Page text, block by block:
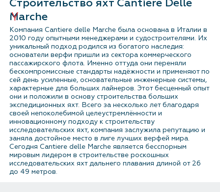
Каталог
Поиск
Новые катера и яхты
Б/у катера и яхты
Спецпредложения
Сервис и оборудование
Строительство яхт Cantiere Delle
Marche
Компания Cantiere delle Marche была основана в Италии в
2010 году опытными менеджерами и судостроителями. Их
уникальный подход родился из богатого наследия:
основатели верфи пришли из сектора коммерческого
пассажирского флота. Именно оттуда они переняли
бескомпромиссные стандарты надёжности и применяют по
сей день усиленные, основательные инженерные системы,
характерные для больших лайнеров. Этот бесценный опыт
они и положили в основу строительства больших
экспедиционных яхт. Всего за несколько лет благодаря
своей непоколебимой целеустремлённости и
инновационному подходу к строительству
исследовательских яхт, компания заслужила репутацию и
заняла достойное место в лиге лучших верфей мира.
Сегодня Cantiere delle Marche является бесспорным
мировым лидером в строительстве роскошных
исследовательских яхт дальнего плавания длиной от 26
до 49 метров.